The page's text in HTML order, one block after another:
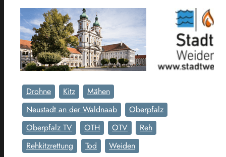
Drohne Kitz
Mähen
Neustadt an der Waldnaab
Oberpfalz
Oberpfalz TV
OTH OTV
Reh
Rehkitzrettung
Tod Weiden